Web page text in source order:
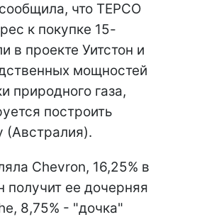
что TEPCO
к покупке 15-
в проекте Уитстон и
мощностей
природного газа,
построить
(Австралия).
Chevron, 16,25% в
получит ее дочерняя
8,75% - "дочка"